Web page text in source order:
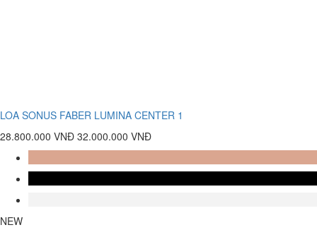
LOA SONUS FABER LUMINA CENTER 1
28.800.000 VNĐ 32.000.000 VNĐ
NEW